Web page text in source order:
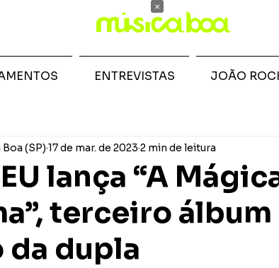
lança “A
terceiro
dupla
(SP) 17 de mar. de 2023 2 min de leitura
ENTREVISTAS JOÃO
×